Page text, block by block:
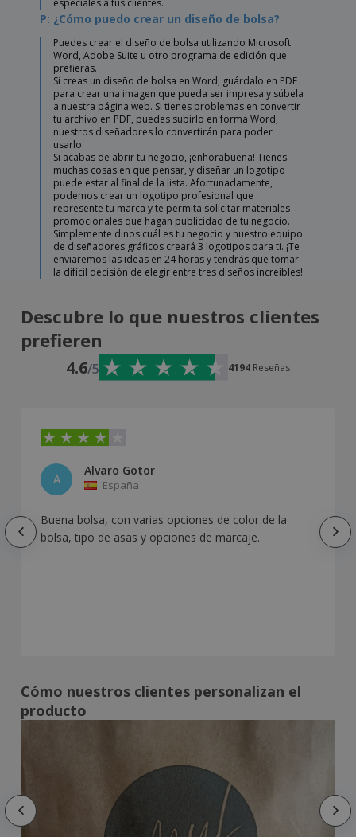
especiales a tus clientes.
P: ¿Cómo puedo crear un diseño de bolsa?
Puedes crear el diseño de bolsa utilizando Microsoft
Word, Adobe Suite u otro programa de edición que
prefieras.
Si creas un diseño de bolsa en Word, guárdalo en PDF
para crear una imagen que pueda ser impresa y súbela
a nuestra página web. Si tienes problemas en convertir
tu archivo en PDF, puedes subirlo en forma Word,
nuestros diseñadores lo convertirán para poder
usarlo.
Si acabas de abrir tu negocio, ¡enhorabuena! Tienes
muchas cosas en que pensar, y diseñar un logotipo
puede estar al final de la lista. Afortunadamente,
podemos crear un logotipo profesional que
represente tu marca y te permita solicitar materiales
promocionales que hagan publicidad de tu negocio.
Simplemente dinos cuál es tu negocio y nuestro equipo
de diseñadores gráficos creará 3 logotipos para ti. ¡Te
enviaremos las ideas en 24 horas y tendrás que tomar
la difícil decisión de elegir entre tres diseños increíbles!
Descubre lo que nuestros clientes
prefieren
4.6/5 4194 Reseñas
A
Alvaro Gotor
España
Buena bolsa, con varias opciones de color de la
bolsa, tipo de asas y opciones de marcaje.
Cómo nuestros clientes personalizan el
producto